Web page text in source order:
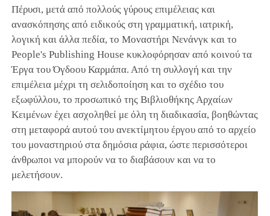
Πέρυσι, μετά από πολλούς γύρους επιμέλειας και
ανασκόπησης από ειδικούς στη γραμματική, ιατρική,
λογική και άλλα πεδία, το Μοναστήρι Νενάνγκ και το
People's Publishing House κυκλοφόρησαν από κοινού τα
Έργα του Όγδοου Καρμάπα. Από τη συλλογή και την
επιμέλεια μέχρι τη σελιδοποίηση και το σχέδιο του
εξωφύλλου, το προσωπικό της Βιβλιοθήκης Αρχαίων
Κειμένων έχει ασχοληθεί με όλη τη διαδικασία, βοηθώντας
στη μεταφορά αυτού του ανεκτίμητου έργου από το αρχείο
του μοναστηριού στα δημόσια ράφια, ώστε περισσότεροι
άνθρωποι να μπορούν να το διαβάσουν και να το
μελετήσουν.